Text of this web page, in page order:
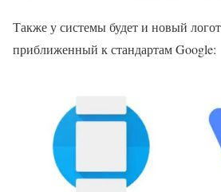
Также у системы будет и новый
приближенный к стандартам Google: